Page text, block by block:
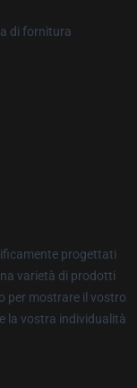
di fornitura
progettati
varietà di prodotti
per mostrare il vostro
la vostra individualità